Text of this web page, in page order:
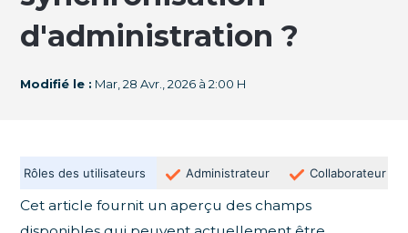
d'administration ?
Modifié le : Mar, 28 Avr., 2026 à 2:00 H
Rôles des utilisateurs Administrateur Collaborateur
Cet article fournit un aperçu des champs